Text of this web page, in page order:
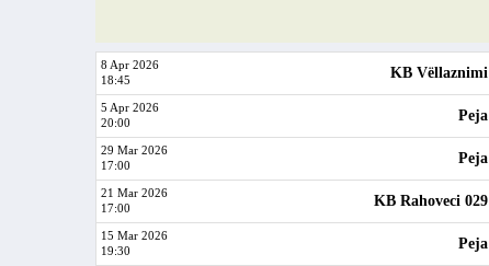
8 Apr 2026
18:45
KB Vëllaznimi
5 Apr 2026
20:00
Peja
29 Mar 2026
17:00
Peja
21 Mar 2026
17:00
KB Rahoveci 029
15 Mar 2026
19:30
Peja